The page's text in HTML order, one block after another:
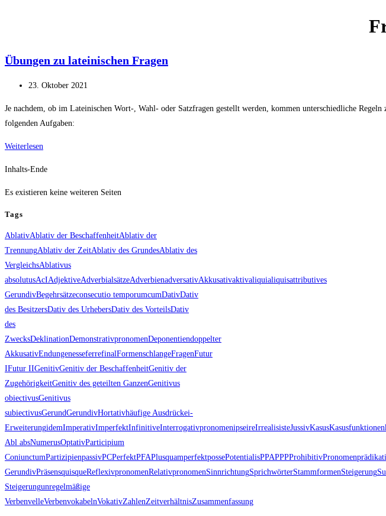
Übungen zu lateinischen Fragen
Beitrag
23. Oktober 2021
Je nachdem, ob im Lateinischen Wort-, Wahl- oder Satzfragen gestellt werden, kommen unterschiedliche
folgenden Aufgaben:
Weiterlesen
Fragen
Inhalts-Ende
Es existieren keine weiteren Seiten
Tags
AblativAblativ der BeschaffenheitAblativ der
TrennungAblativ der ZeitAblativ des GrundesAblativ des
VergleichsAblativus
absolutusAcIAdjektiveAdverbialsätzeAdverbienadversativAkkusativaktivaliquialiquisattributives
GerundivBegehrsätzeconsecutio temporumcumDativDativ
des BesitzersDativ des UrhebersDativ des VorteilsDativ
des
ZwecksDeklinationDemonstrativpronomenDeponentiendoppelter
AkkusativEndungenesseferrefinalFormenschlangeFragenFutur
IFutur IIGenitivGenitiv der BeschaffenheitGenitiv der
ZugehörigkeitGenitiv des geteilten GanzenGenitivus
obiectivusGenitivus
subiectivusGerundGerundivHortativhäufige Ausdrückei-
ErweiterungidemImperativImperfektInfinitiveInterrogativpronomenipseireIrrealisisteJussivKasusKasusfunktionen
Abl absNumerusOptativParticipium
ConiunctumPartizipienpassivPCPerfektPFAPlusquamperfektpossePotentialisPPAPPPProhibitivPronomen
GerundivPräsensquisqueReflexivpronomenRelativpronomenSinnrichtungSprichwörterStammformenSteigerung
Steigerungunregelmäßige
VerbenvelleVerbenvokabelnVokativZahlenZeitverhältnisZusammenfassung